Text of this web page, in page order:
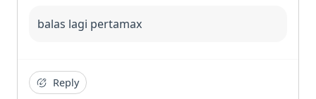
balas lagi pertamax
Reply